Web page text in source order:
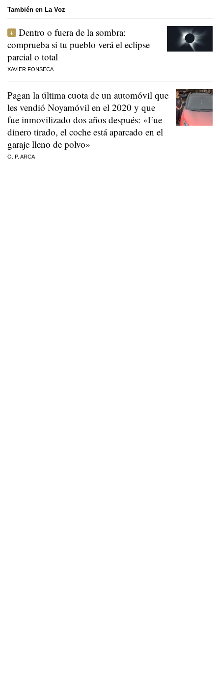
También en La Voz
Dentro o fuera de la sombra:
comprueba si tu pueblo verá el eclipse
parcial o total
XAVIER FONSECA
Pagan la última cuota de un automóvil que
les vendió Noyamóvil en el 2020 y que
fue inmovilizado dos años después: «Fue
dinero tirado, el coche está aparcado en el
garaje lleno de polvo»
O. P. ARCA